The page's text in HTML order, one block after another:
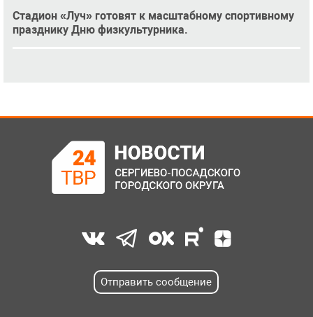
Стадион «Луч» готовят к масштабному спортивному
празднику Дню физкультурника.
Отправить сообщение